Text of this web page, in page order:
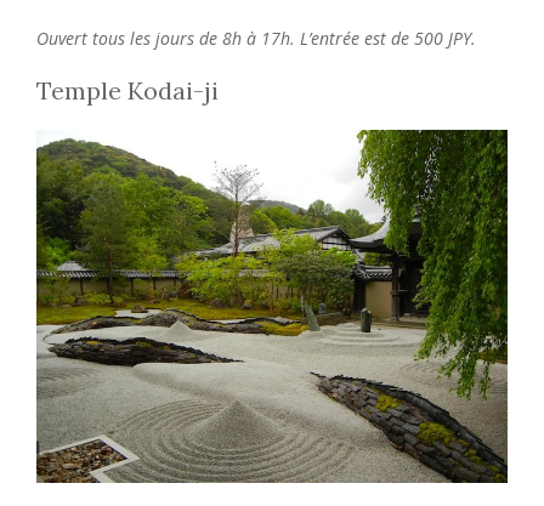
Ouvert tous les jours de 8h à 17h. L’entrée est de 500 JPY.
Temple Kodai-ji